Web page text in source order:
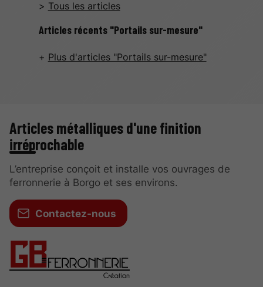
Tous les articles
Articles récents "Portails sur-mesure"
Plus d'articles "Portails sur-mesure"
Articles métalliques d'une finition
irréprochable
L’entreprise conçoit et installe vos ouvrages de
ferronnerie à Borgo et ses environs.
Contactez-nous